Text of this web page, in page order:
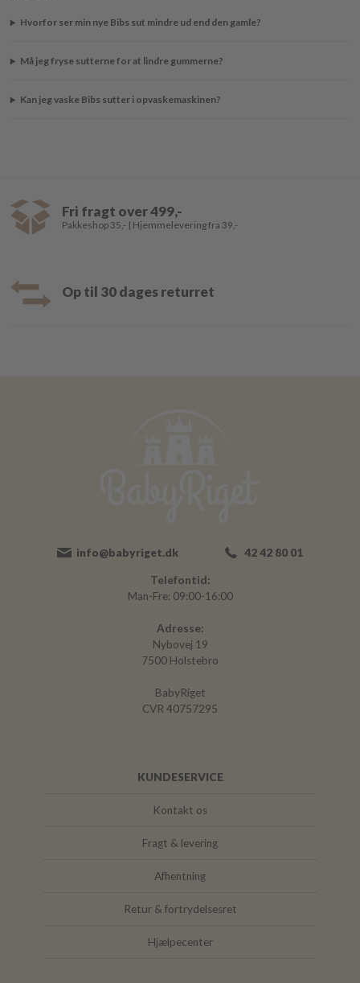
Hvorfor ser min nye Bibs sut mindre ud end den gamle?
Må jeg fryse sutterne for at lindre gummerne?
Kan jeg vaske Bibs sutter i opvaskemaskinen?
Fri fragt over 499,-
Pakkeshop 35,- | Hjemmelevering fra 39,-
Op til 30 dages returret
info@babyriget.dk 42 42 80 01
Telefontid:
Man-Fre: 09:00-16:00
Adresse:
Nybovej 19
7500 Holstebro
BabyRiget
CVR 40757295
KUNDESERVICE
Kontakt os
Fragt & levering
Afhentning
Retur & fortrydelsesret
Hjælpecenter